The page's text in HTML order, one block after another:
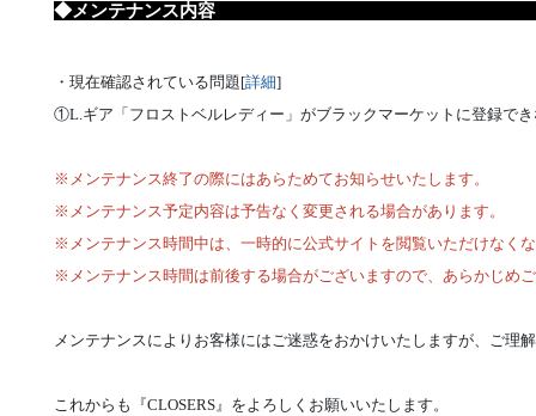
◆メンテナンス
・現在確認されている問題[詳細]
①L.ギア「フロストベルレディー」がブラックマーケットに登録で
※メンテナンス終了の際にはあらためてお知らせいたします。
※メンテナンス予定内容は予告なく変更される場合があります。
※メンテナンス時間中は、一時的に公式サイトを閲覧いただけなく
※メンテナンス時間は前後する場合がございますので、あらかじめ
メンテナンスによりお客様にはご迷惑をおかけいたしますが、ご理
これからも『CLOSERS』をよろしくお願いいたします。